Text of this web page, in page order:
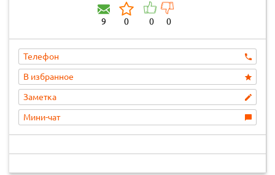
9 0 0 0
Телефон
В избранное
Заметка
Мини-чат